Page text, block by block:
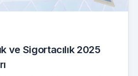
ve Sigortacılık 2025